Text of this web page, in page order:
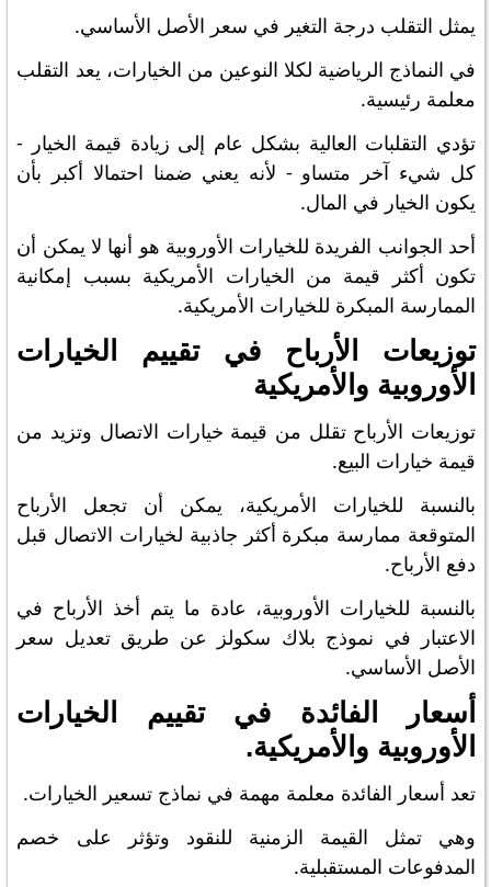
يمثل التقلب درجة التغير في سعر الأصل الأساسي.
في النماذج الرياضية لكلا النوعين من الخيارات، يعد التقلب
معلمة رئيسية.
تؤدي التقلبات العالية بشكل عام إلى زيادة قيمة الخيار -
كل شيء آخر متساو - لأنه يعني ضمنا احتمالا أكبر بأن
يكون الخيار في المال.
أحد الجوانب الفريدة للخيارات الأوروبية هو أنها لا يمكن أن
تكون أكثر قيمة من الخيارات الأمريكية بسبب إمكانية
الممارسة المبكرة للخيارات الأمريكية.
توزيعات الأرباح في تقييم الخيارات
الأوروبية والأمريكية
توزيعات الأرباح تقلل من قيمة خيارات الاتصال وتزيد من
قيمة خيارات البيع.
بالنسبة للخيارات الأمريكية، يمكن أن تجعل الأرباح
المتوقعة ممارسة مبكرة أكثر جاذبية لخيارات الاتصال قبل
دفع الأرباح.
بالنسبة للخيارات الأوروبية، عادة ما يتم أخذ الأرباح في
الاعتبار في نموذج بلاك سكولز عن طريق تعديل سعر
الأصل الأساسي.
أسعار الفائدة في تقييم الخيارات
الأوروبية والأمريكية.
تعد أسعار الفائدة معلمة مهمة في نماذج تسعير الخيارات.
وهي تمثل القيمة الزمنية للنقود وتؤثر على خصم
المدفوعات المستقبلية.